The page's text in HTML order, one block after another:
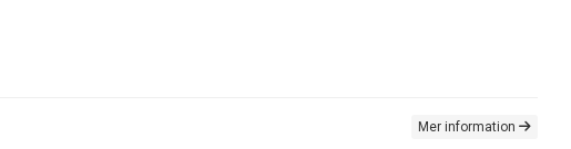
Mer information